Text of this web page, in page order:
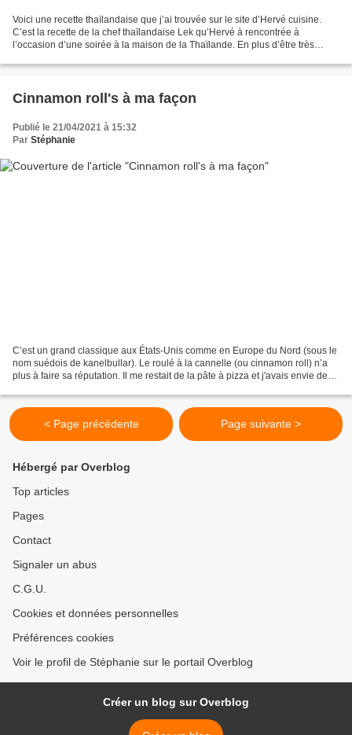
Voici une recette thaïlandaise que j’ai trouvée sur le site d’Hervé cuisine.
C’est la recette de la chef thaïlandaise Lek qu’Hervé à rencontrée à
l’occasion d’une soirée à la maison de la Thaïlande. En plus d’être très
Cinnamon roll's à ma façon
Publié le 21/04/2021 à 15:32
Par Stéphanie
C’est un grand classique aux États-Unis comme en Europe du Nord (sous le
nom suédois de kanelbullar). Le roulé à la cannelle (ou cinnamon roll) n’a
plus à faire sa réputation. Il me restait de la pâte à pizza et j'avais envie de
< Page précédente Page suivante >
Hébergé par Overblog
Top articles
Pages
Contact
Signaler un abus
C.G.U.
Cookies et données personnelles
Préférences cookies
Voir le profil de Stéphanie sur le portail Overblog
Créer un blog sur Overblog